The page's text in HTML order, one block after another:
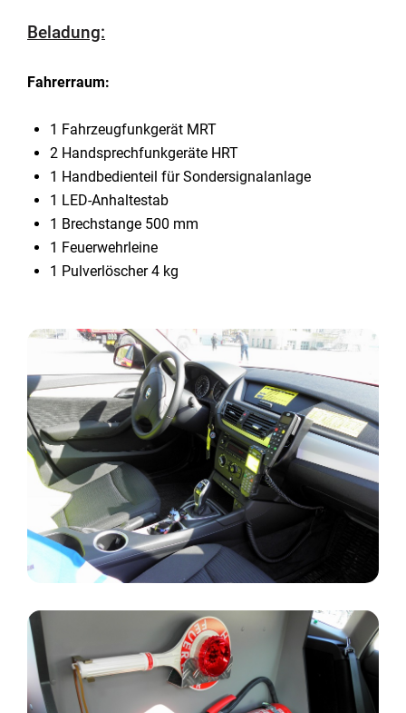
Beladung:
Fahrerraum:
1 Fahrzeugfunkgerät MRT
2 Handsprechfunkgeräte HRT
1 Handbedienteil für Sondersignalanlage
1 LED-Anhaltestab
1 Brechstange 500 mm
1 Feuerwehrleine
1 Pulverlöscher 4 kg